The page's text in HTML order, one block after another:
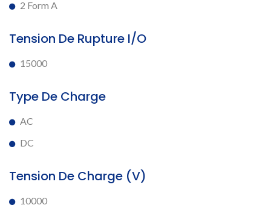
2 Form A
Tension De Rupture I/O
15000
Type De Charge
AC
DC
Tension De Charge (V)
10000